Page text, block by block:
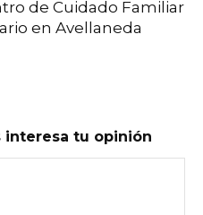
de Cuidado Familiar
en Avellaneda
interesa tu opinión